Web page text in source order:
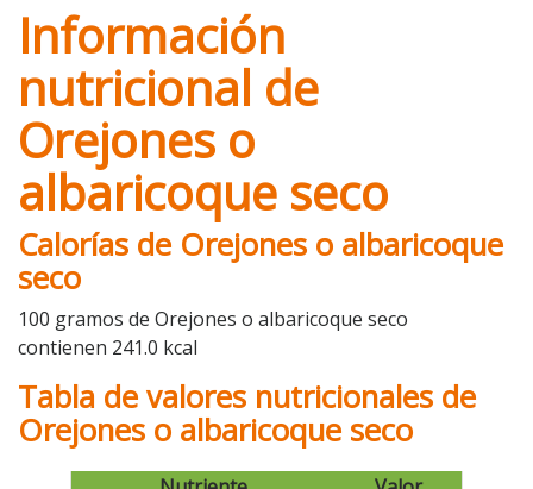
Información
nutricional de
Orejones o
albaricoque seco
Calorías de Orejones o albaricoque
seco
100 gramos de Orejones o albaricoque seco
contienen 241.0 kcal
Tabla de valores nutricionales de
Orejones o albaricoque seco